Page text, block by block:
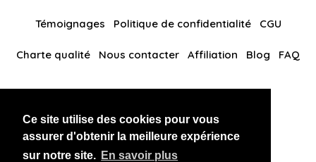
Ce site utilise des cookies pour vous
assurer d'obtenir la meilleure expérience
sur notre site. En savoir plus
Témoignages Politique de confidentialité CGU
Charte qualité Nous contacter Affiliation Blog FAQ
BlackAndBeauties RussianKisses